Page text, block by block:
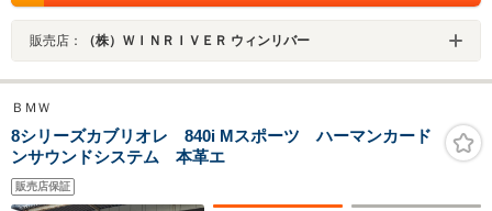
販売店： （株）ＷＩＮＲＩＶＥＲ ウィンリバー
ＢＭＷ
8シリーズカブリオレ 840i Mスポーツ ハーマンカード
ンサウンドシステム 本革エ
販売店保証